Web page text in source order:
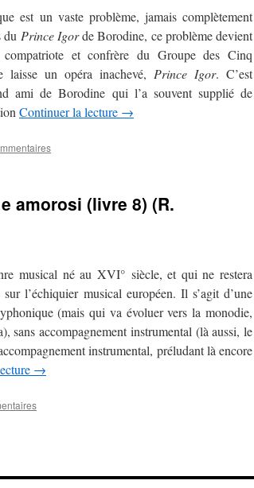
est un vaste problème, jamais complètement
du Prince Igorde Borodine, ce problème devient
compatriote et confrère du Groupe des Cinq
laisse un opéra inachevé, Prince Igor. C’est
ami de Borodine qui l’a souvent supplié de
Continuer la lecture →
amorosi (livre 8) (R.
musical né au XVI° siècle, et qui ne restera
l’échiquier musical européen. Il s’agit d’une
(mais qui va évoluer vers la monodie,
sans accompagnement instrumental (là aussi, le
instrumental, préludant là encore
→